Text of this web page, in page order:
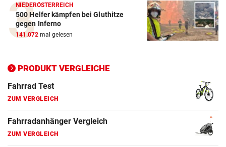
NIEDERÖSTERREICH
500 Helfer kämpfen bei Gluthitze
gegen Inferno
141.072 mal gelesen
PRODUKT VERGLEICHE
Elektro-Scooter Vergleich
ZUM VERGLEICH
ZUM VERGLEICH
Fahrradanhänger Vergleich